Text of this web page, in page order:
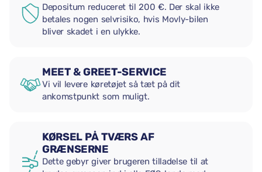
Depositum reduceret til 200 €. Der skal ikke
betales nogen selvrisiko, hvis Movly-bilen
bliver skadet i en ulykke.
MEET & GREET-SERVICE
Vi vil levere køretøjet så tæt på dit
ankomstpunkt som muligt.
KØRSEL PÅ TVÆRS AF
GRÆNSERNE
Dette gebyr giver brugeren tilladelse til at